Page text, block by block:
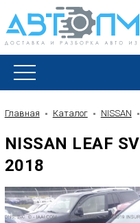
Главная Каталог NISSAN
NISSAN LEAF SV
2018